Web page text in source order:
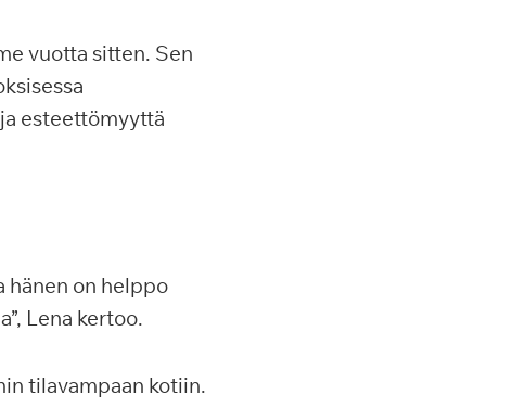
vuotta sitten. Sen
esteettömyyttä
hänen on helppo
Lena kertoo.
tilavampaan kotiin.